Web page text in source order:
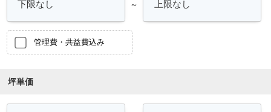
～
管理費・共益費込み
坪単価